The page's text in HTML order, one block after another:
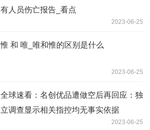
有人员伤亡报告_看点
2023-06-25
惟 和 唯_唯和惟的区别是什么
2023-06-25
全球速看：名创优品遭做空后再回应：独
立调查显示相关指控均无事实依据
2023-06-25